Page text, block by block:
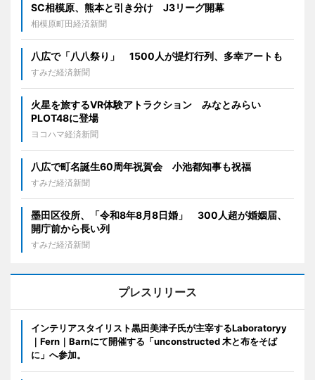
SC相模原、熊本と引き分け J3リーグ開幕
相模原町田経済新聞
八広で「八八祭り」 1500人が提灯行列、多幸アートも
すみだ経済新聞
火星を旅するVR体験アトラクション みなとみらい
PLOT48に登場
ヨコハマ経済新聞
八広で町名誕生60周年祝賀会 小池都知事も祝福
すみだ経済新聞
墨田区役所、「令和8年8月8日婚」 300人超が婚姻届、
開庁前から長い列
すみだ経済新聞
プレスリリース
インテリアスタイリスト黒田美津子氏が主宰するLaboratoryy
｜Fern｜Barnにて開催する「unconstructed 木と布をそば
に」へ参加。